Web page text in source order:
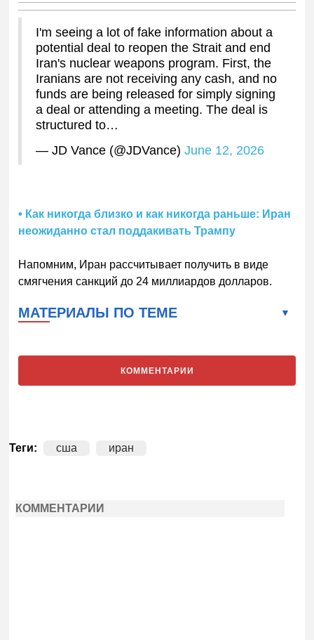
I'm seeing a lot of fake information about a
potential deal to reopen the Strait and end
Iran's nuclear weapons program. First, the
Iranians are not receiving any cash, and no
funds are being released for simply signing
a deal or attending a meeting. The deal is
structured to…
— JD Vance (@JDVance)June 12, 2026
• Как никогда близко и как никогда раньше: Иран
неожиданно стал поддакивать Трампу
Напомним, Иран рассчитывает получить в виде
смягчения санкций до 24 миллиардов долларов.
МАТЕРИАЛЫ ПО ТЕМЕ
КОММЕНТАРИИ
Теги: сша иран
КОММЕНТАРИИ